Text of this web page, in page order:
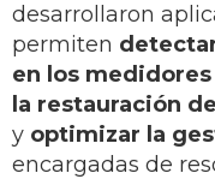
desarrollaron
permiten
en los
la restauración
y optimizar la
encargadas de